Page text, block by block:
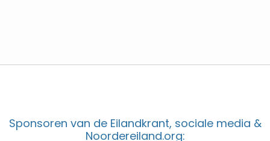
Sponsoren van de Eilandkrant, sociale media &
Noordereiland.org: